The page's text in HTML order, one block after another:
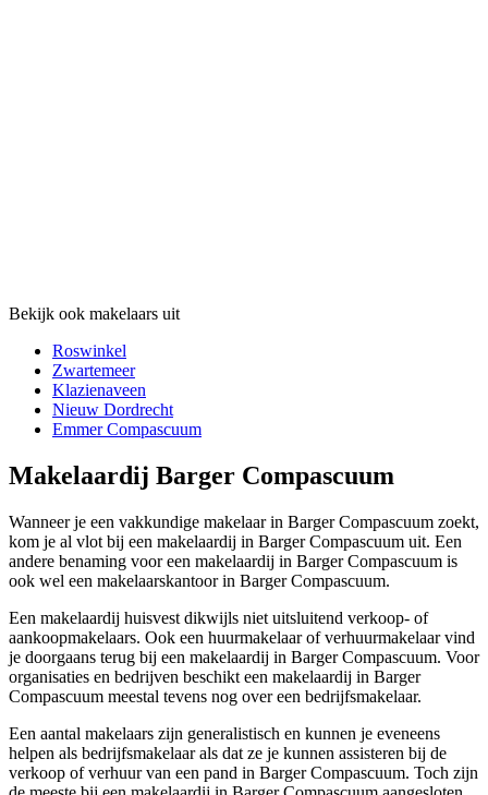
Bekijk ook makelaars uit
Roswinkel
Zwartemeer
Klazienaveen
Nieuw Dordrecht
Emmer Compascuum
Makelaardij Barger Compascuum
Wanneer je een vakkundige makelaar in Barger Compascuum zoekt,
kom je al vlot bij een makelaardij in Barger Compascuum uit. Een
andere benaming voor een makelaardij in Barger Compascuum is
ook wel een makelaarskantoor in Barger Compascuum.
Een makelaardij huisvest dikwijls niet uitsluitend verkoop- of
aankoopmakelaars. Ook een huurmakelaar of verhuurmakelaar vind
je doorgaans terug bij een makelaardij in Barger Compascuum. Voor
organisaties en bedrijven beschikt een makelaardij in Barger
Compascuum meestal tevens nog over een bedrijfsmakelaar.
Een aantal makelaars zijn generalistisch en kunnen je eveneens
helpen als bedrijfsmakelaar als dat ze je kunnen assisteren bij de
verkoop of verhuur van een pand in Barger Compascuum. Toch zijn